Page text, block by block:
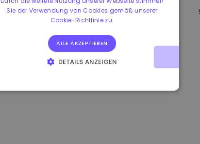
0.865660 € 0.00% 3.4B €
Sie der Verwendung von Cookies gemäß unserer
Cookie-Richtlinie zu.
ALLE AKZEPTIEREN
DETAILS ANZEIGEN